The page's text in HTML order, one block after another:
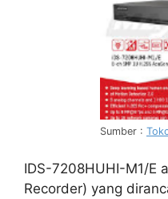
Sumber :
IDS-7208HUHI-M1/E
Recorder) yang